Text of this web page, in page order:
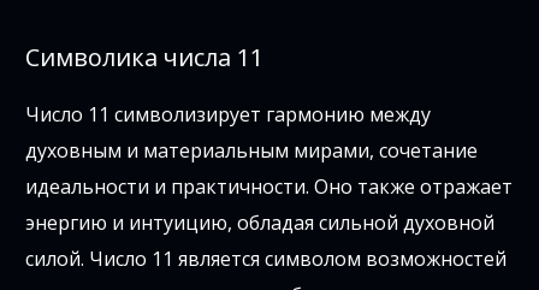
Символика числа 11
Число 11 символизирует гармонию между
духовным и материальным мирами, сочетание
идеальности и практичности. Оно также отражает
энергию и интуицию, обладая сильной духовной
силой. Число 11 является символом возможностей